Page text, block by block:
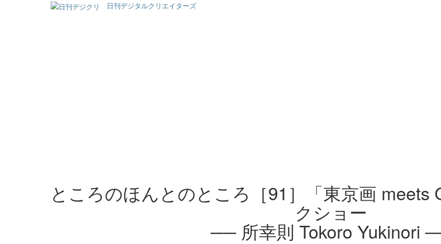
日刊デジタルクリエイターズ
ところのほんとのところ［91］「東京画 meets
クショー
── 所幸則 Tokoro Yukinori